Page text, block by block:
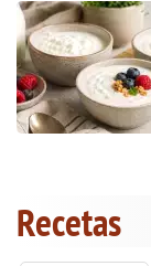
Recetas